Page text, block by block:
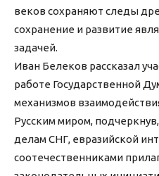
веков сохраняют следы
сохранение и развитие
задачей.
Иван Белеков рассказал
работе Государственной
механизмов
Русским миром,
делам СНГ, евразийской
соотечественниками